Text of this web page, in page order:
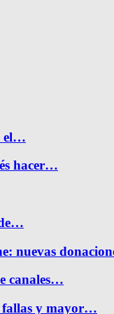
el…
hacer…
nuevas
canales…
fallas y mayor…